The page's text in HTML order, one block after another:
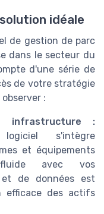
idéale
de gestion de parc
dans le secteur du
d'une série de
de votre stratégie
:
infrastructure :
s'intègre
et équipements
fluide avec vos
de données est
efficace des actifs